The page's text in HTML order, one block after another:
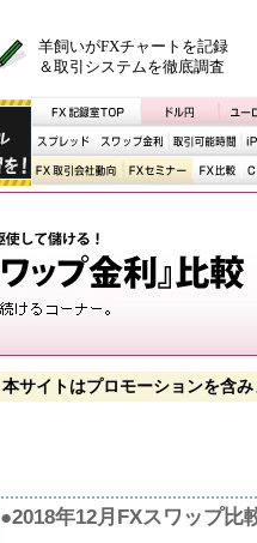
羊飼いがFXチャートを記録
＆取引システムを徹底調査
本サイトはプロモーションを含み
●2018年12月FXスワップ比